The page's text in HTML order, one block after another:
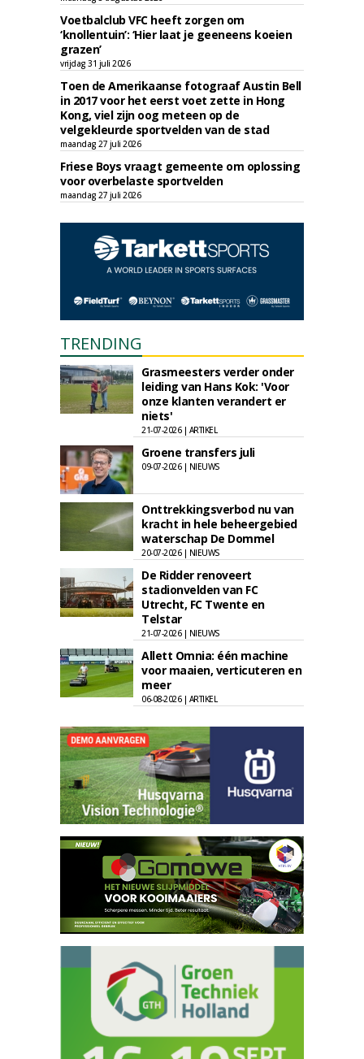
Voetbalclub VFC heeft zorgen om
‘knollentuin’: ‘Hier laat je geeneens koeien
grazen’
vrijdag 31 juli 2026
Toen de Amerikaanse fotograaf Austin Bell
in 2017 voor het eerst voet zette in Hong
Kong, viel zijn oog meteen op de
velgekleurde sportvelden van de stad
maandag 27 juli 2026
Friese Boys vraagt gemeente om oplossing
voor overbelaste sportvelden
maandag 27 juli 2026
TRENDING
Grasmeesters verder onder
leiding van Hans Kok: 'Voor
onze klanten verandert er
niets'
21-07-2026 | ARTIKEL
Groene transfers juli
09-07-2026 | NIEUWS
Onttrekkingsverbod nu van
kracht in hele beheergebied
waterschap De Dommel
20-07-2026 | NIEUWS
De Ridder renoveert
stadionvelden van FC
Utrecht, FC Twente en
Telstar
21-07-2026 | NIEUWS
Allett Omnia: één machine
voor maaien, verticuteren en
meer
06-08-2026 | ARTIKEL